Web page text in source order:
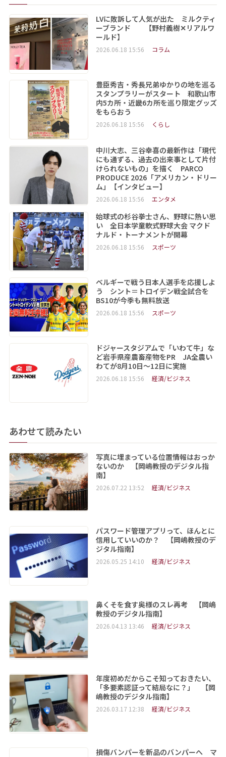
LVに敗訴して人気が出た ミルクティ
ーブランド 【野村義樹✕リアルワ
ールド】
2026.06.18 15:56 コラム
豊臣秀吉・秀長兄弟ゆかりの地を巡る
スタンプラリーがスタート 和歌山市
内5カ所・近畿6カ所を巡り限定グッズ
をもらおう
2026.06.18 15:56 くらし
中川大志、三谷幸喜の最新作は「現代
にも通ずる、過去の出来事として片付
けられないもの」を描く PARCO
PRODUCE 2026「アメリカン・ドリー
ム」【インタビュー】
2026.06.18 15:56 エンタメ
始球式の杉谷拳士さん、野球に熱い思
い 全日本学童軟式野球大会 マクド
ナルド・トーナメントが開幕
2026.06.18 15:56 スポーツ
ベルギーで戦う日本人選手を応援しよ
う シント＝トロイデン戦全試合を
BS10が今季も無料放送
2026.06.18 15:56 スポーツ
ドジャースタジアムで「いわて牛」な
ど岩手県産農畜産物をPR JA全農い
わてが8月10日～12日に実施
2026.06.18 15:56 経済/ビジネス
あわせて読みたい
写真に埋まっている位置情報はおっか
ないのか 【岡嶋教授のデジタル指
南】
2026.07.22 13:52 経済/ビジネス
パスワード管理アプリって、ほんとに
信用していいのか？ 【岡嶋教授のデ
ジタル指南】
2026.05.25 14:10 経済/ビジネス
鼻くそを食す奥様のスレ再考 【岡嶋
教授のデジタル指南】
2026.04.13 13:46 経済/ビジネス
年度初めだからこそ知っておきたい、
「多要素認証って結局なに？」 【岡
嶋教授のデジタル指南】
2026.03.17 12:38 経済/ビジネス
損傷バンパーを新品のバンパーへ マ